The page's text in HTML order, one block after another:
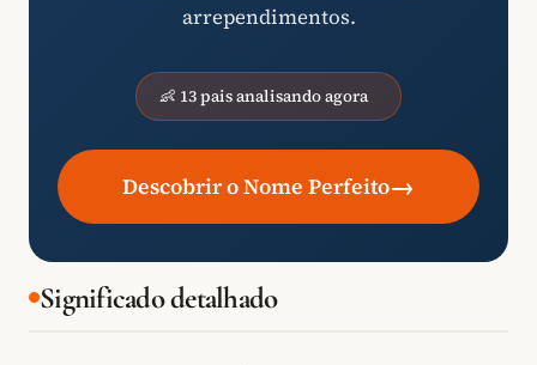
arrependimentos.
👶 13 pais analisando agora
Descobrir o Nome Perfeito→
Significado detalhado